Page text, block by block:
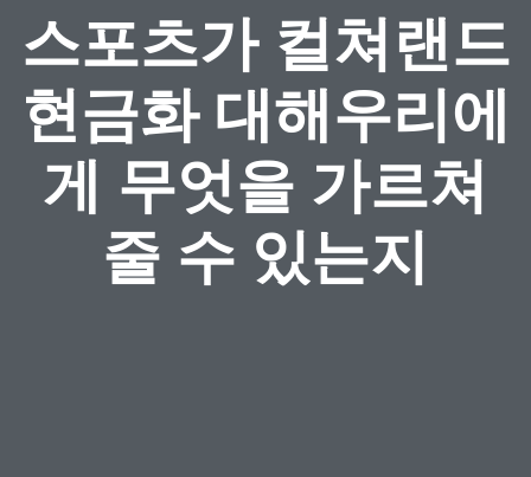
스포츠가 컬쳐랜드
현금화 대해우리에
게 무엇을 가르쳐
줄 수 있는지